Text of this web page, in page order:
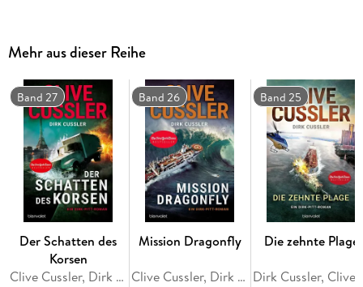
Mehr aus dieser Reihe
Band 27
Der Schatten des
Korsen
Clive Cussler, Dirk Cussler
Band 26
Mission Dragonfly
Clive Cussler, Dirk Cussler
Band 25
Die zehnte Plage